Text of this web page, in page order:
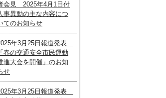
会見 2025年4月1日付
事異動の主な内容につ
てのお知らせ
年3月25日報道発表
「春の交通安全市民運動
進大会を開催」のお知
せ
年3月25日報道発表